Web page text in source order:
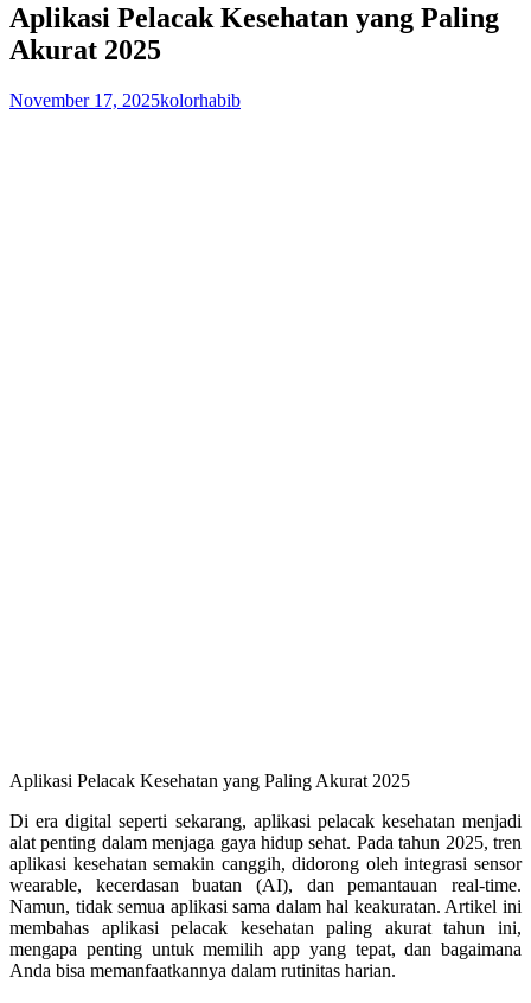
Aplikasi Pelacak Kesehatan yang Paling
Akurat 2025
November 17, 2025kolorhabib
Aplikasi Pelacak Kesehatan yang Paling Akurat 2025
Di era digital seperti sekarang, aplikasi pelacak kesehatan menjadi
alat penting dalam menjaga gaya hidup sehat. Pada tahun 2025, tren
aplikasi kesehatan semakin canggih, didorong oleh integrasi sensor
wearable, kecerdasan buatan (AI), dan pemantauan real-time.
Namun, tidak semua aplikasi sama dalam hal keakuratan. Artikel ini
membahas aplikasi pelacak kesehatan paling akurat tahun ini,
mengapa penting untuk memilih app yang tepat, dan bagaimana
Anda bisa memanfaatkannya dalam rutinitas harian.